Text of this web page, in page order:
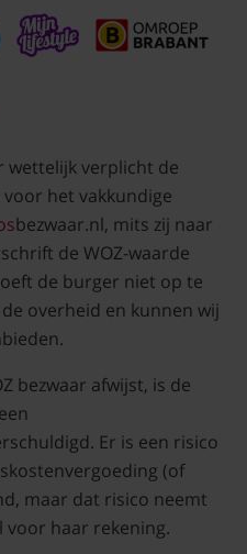
wettelijk verplicht de
het vakkundige
bezwaar.nl, mits zij naar
de WOZ-waarde
de burger niet op te
overheid en kunnen wij
bezwaar afwijst, is de
Er is een risico
(of
maar dat risico neemt
voor haar rekening.